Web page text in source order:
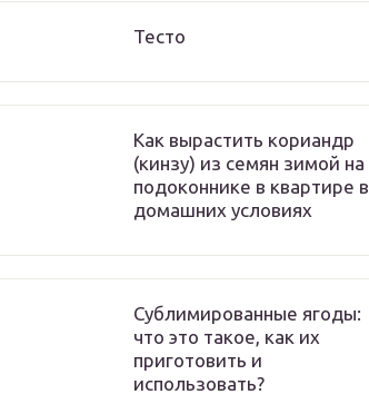
Тесто
Как вырастить кориандр
(кинзу) из семян зимой на
подоконнике в квартире в
домашних условиях
Сублимированные ягоды:
что это такое, как их
приготовить и
использовать?